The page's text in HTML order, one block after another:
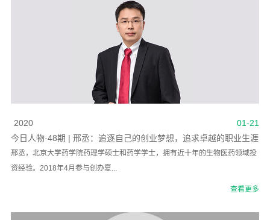
01-21
2020
今日人物·48期 | 邢丞：追逐自己的创业梦想，追求卓越的职业生涯
邢丞，北京大学药学院药理学硕士和药学学士，拥有近十年的生物医药领域投
资经验。2018年4月参与创办夏...
查看更多